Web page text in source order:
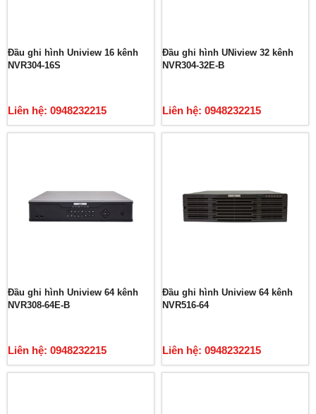
Đầu ghi hình Uniview 16 kênh
NVR304-16S
Liên hệ: 0948232215
Đầu ghi hình UNiview 32 kênh
NVR304-32E-B
Liên hệ: 0948232215
Đầu ghi hình Uniview 64 kênh
NVR308-64E-B
Liên hệ: 0948232215
Đầu ghi hình Uniview 64 kênh
NVR516-64
Liên hệ: 0948232215